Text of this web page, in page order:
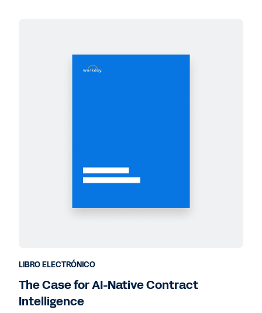
LIBRO ELECTRÓNICO
The Case for AI-Native Contract
Intelligence